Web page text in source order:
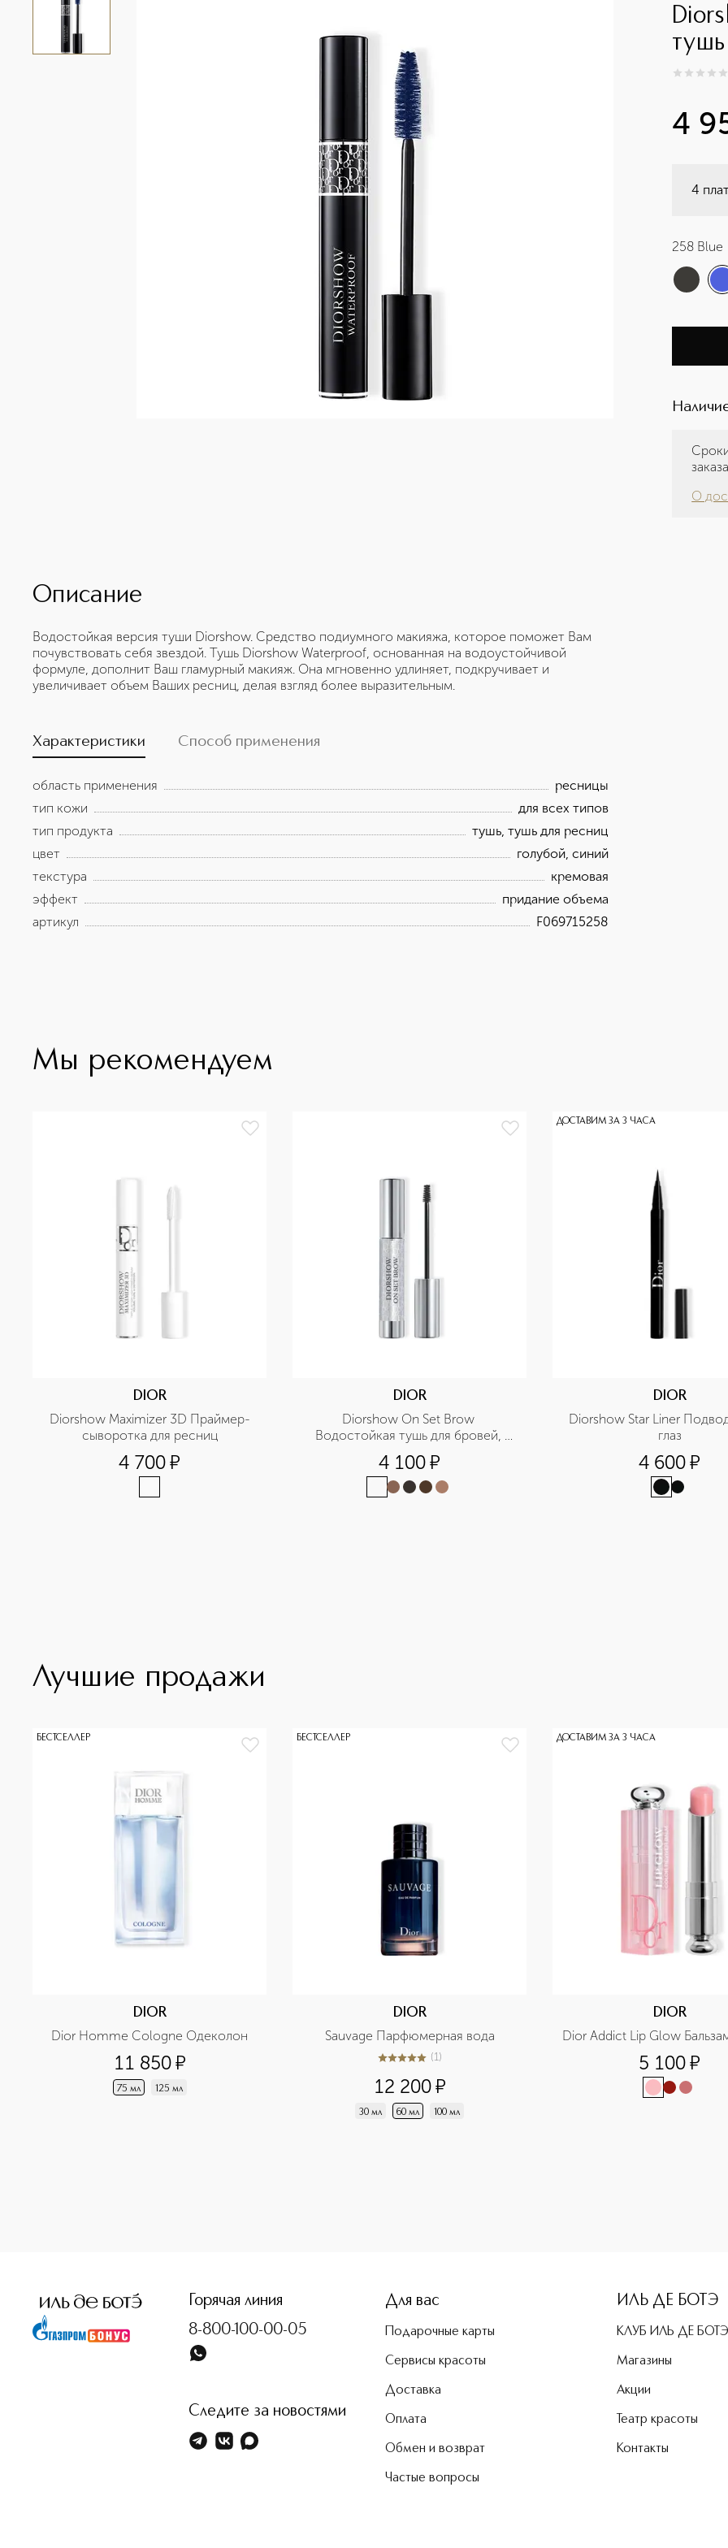
тушь
0из 0
4
4
258 Blue
заказа
О
Описание
Водостойкая версия туши Diorshow. Средство подиумного макияжа, которое поможет Вам
почувствовать себя звездой. Тушь Diorshow Waterproof, основанная на водоустойчивой
формуле, дополнит Ваш гламурный макияж. Она мгновенно удлиняет, подкручивает и
увеличивает объем Ваших ресниц, делая взгляд более выразительным.
Характеристики Способ применения
область применения
ресницы
тип кожи
для всех типов
тип продукта
тушь, тушь для ресниц
цвет
голубой, синий
текстура
кремовая
эффект
придание объема
артикул
F069715258
Мы рекомендуем
DIOR
Diorshow Maximizer 3D Праймер-
сыворотка для ресниц
4 700¤
DIOR
Diorshow On Set Brow
Водостойкая тушь для бровей,
придающая объем
4 100¤
ДОСТАВИМ ЗА 3 ЧАСА
DIOR
Diorshow Star Liner
глаз
4 600¤
Лучшие продажи
БЕСТСЕЛЛЕР
DIOR
Dior Homme Cologne Одеколон
11 850¤
75 мл 125 мл
БЕСТСЕЛЛЕР
DIOR
Sauvage Парфюмерная вода
5из 51 (1)
12 200¤
30 мл 60 мл 100 мл
ДОСТАВИМ ЗА 3 ЧАСА
DIOR
Dior Addict Lip Glow
5 100¤
Горячая линия
8-800-100-00-05
Следите за новостями
Для вас
Подарочные карты
Сервисы красоты
Доставка
Оплата
Обмен и возврат
Частые вопросы
ИЛЬ ДЕ БОТЭ
КЛУБ ИЛЬ ДЕ БОТЭ
Магазины
Акции
Театр красоты
Контакты